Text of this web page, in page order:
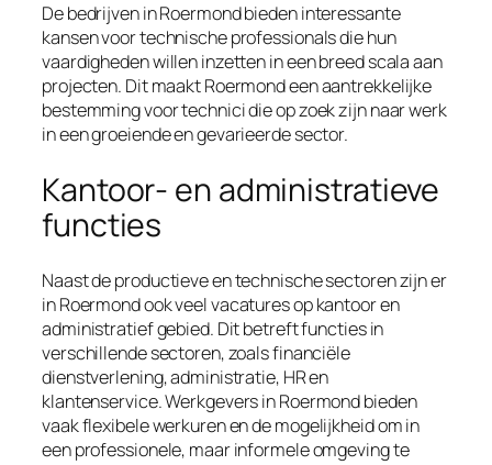
De bedrijven in Roermond bieden interessante
kansen voor technische professionals die hun
vaardigheden willen inzetten in een breed scala aan
projecten. Dit maakt Roermond een aantrekkelijke
bestemming voor technici die op zoek zijn naar werk
in een groeiende en gevarieerde sector.
Kantoor- en administratieve
functies
Naast de productieve en technische sectoren zijn er
in Roermond ook veel vacatures op kantoor en
administratief gebied. Dit betreft functies in
verschillende sectoren, zoals financiële
dienstverlening, administratie, HR en
klantenservice. Werkgevers in Roermond bieden
vaak flexibele werkuren en de mogelijkheid om in
een professionele, maar informele omgeving te